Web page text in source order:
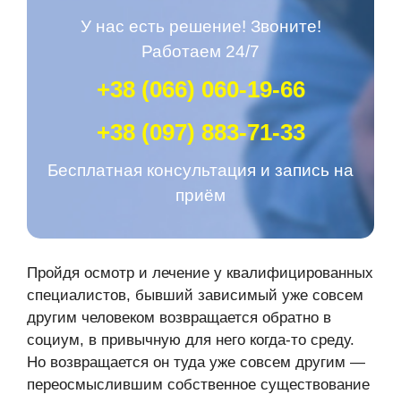
У нас есть решение! Звоните!
Работаем 24/7
+38 (066) 060-19-66
+38 (097) 883-71-33
Беcплатная консультация и запись на
приём
Пройдя осмотр и лечение у квалифицированных
специалистов, бывший зависимый уже совсем
другим человеком возвращается обратно в
социум, в привычную для него когда-то среду.
Но возвращается он туда уже совсем другим —
переосмыслившим собственное существование